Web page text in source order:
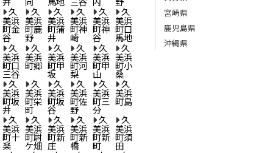
久
美浜
町金
谷
久
美浜
町鹿
野
久
美浜
町蒲
井
久
美浜
町神
崎
久
美浜
町神
谷
久
美浜
町口
馬地
久
美浜
町口
三谷
久
美浜
町郷
久
美浜
町甲
坂
久
美浜
町河
梨
久
美浜
町甲
山
久
美浜
町小
桑
久
美浜
町坂
井
久
美浜
町栄
町
久
美浜
町坂
谷
久
美浜
町佐
野
久
美浜
町三
分
久
美浜
町島
久
美浜
町十
楽
久
美浜
町尉
ケ畑
久
美浜
町新
庄
久
美浜
町新
橋
久
美浜
町新
町
久
美浜
町須
田
宮崎県
鹿児島県
沖縄県